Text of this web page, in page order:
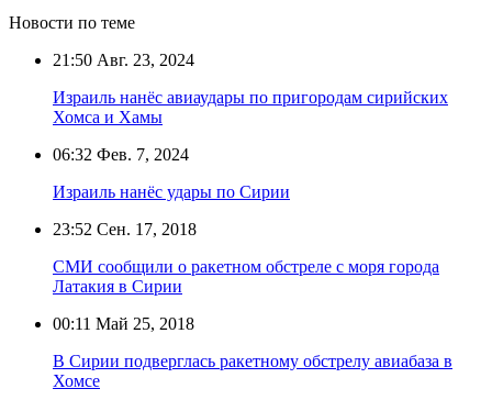
Новости по теме
21:50 Авг. 23, 2024
Израиль нанёс авиаудары по пригородам сирийских
Хомса и Хамы
06:32 Фев. 7, 2024
Израиль нанёс удары по Сирии
23:52 Сен. 17, 2018
СМИ сообщили о ракетном обстреле с моря города
Латакия в Сирии
00:11 Май 25, 2018
В Сирии подверглась ракетному обстрелу авиабаза в
Хомсе